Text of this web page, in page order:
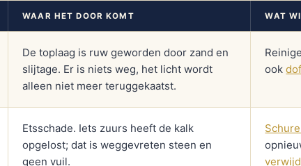
WAAR HET DOOR KOMT WAT
De toplaag is ruw geworden door zand en
slijtage. Er is niets weg, het licht wordt
alleen niet meer teruggekaatst.
ook
Etsschade. Iets zuurs heeft de kalk
opgelost; dat is weggevreten steen en
geen vuil.